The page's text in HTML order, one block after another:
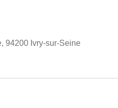
94200 Ivry-sur-Seine